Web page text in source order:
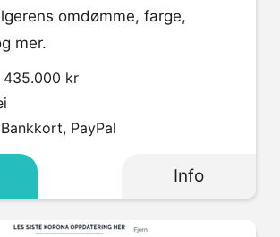
omdømme, farge,
mer.
435.000 kr
Bankkort, PayPal
Info